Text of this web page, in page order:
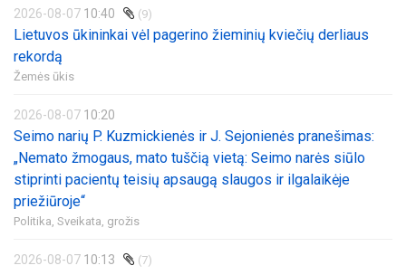
2026-08-07 10:40 (9)
Lietuvos ūkininkai vėl pagerino žieminių kviečių derliaus
rekordą
Žemės ūkis
2026-08-07 10:20
Seimo narių P. Kuzmickienės ir J. Sejonienės pranešimas:
„Nemato žmogaus, mato tuščią vietą: Seimo narės siūlo
stiprinti pacientų teisių apsaugą slaugos ir ilgalaikėje
priežiūroje“
Politika, Sveikata, grožis
2026-08-07 10:13 (7)